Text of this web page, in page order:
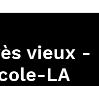
vieux -
LA